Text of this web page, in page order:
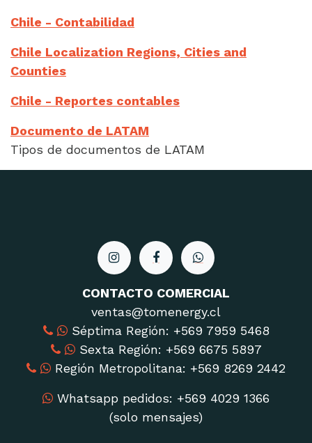
Chile - Contabilidad
Chile Localization Regions, Cities and
Counties
Chile - Reportes contables
Documento de LATAM
Tipos de documentos de LATAM
CONTACTO COMERCIAL
ventas@tomenergy.cl
Séptima Región: ‪+569 7959 5468
Sexta Región: ‪+569 6675 5897‬
Región Metropolitana: ‪+569 8269 2442
Whatsapp pedidos: +569 4029 1366
(solo mensajes)